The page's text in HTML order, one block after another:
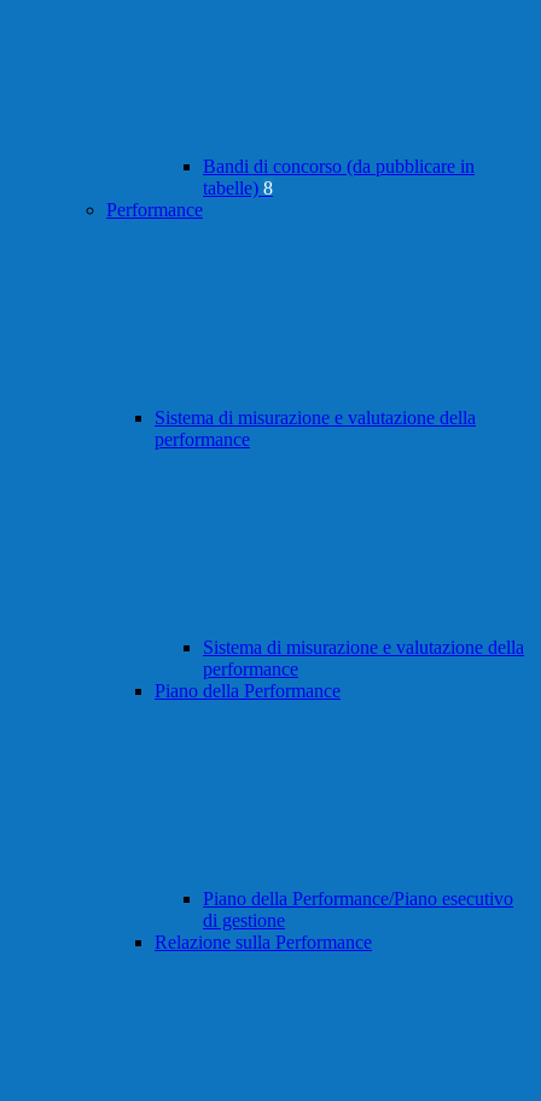
Bandi di concorso (da pubblicare in
tabelle) 8
Performance
Sistema di misurazione e valutazione della
performance
Sistema di misurazione e valutazione della
performance
Piano della Performance
Piano della Performance/Piano esecutivo
di gestione
Relazione sulla Performance